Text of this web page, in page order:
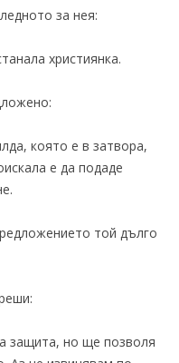
за нея:
християнка.
която е в затвора,
е да подаде
той дълго
защита, но ще позволя